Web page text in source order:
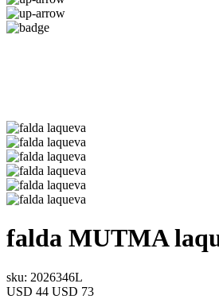
falda MUTMA
sku: 2026346L
USD 44 USD 73